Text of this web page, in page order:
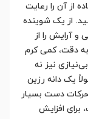
از آن را رعایت
از یک شوینده
و آرایش را از
دقت، کمی کرم
نیز نه
یک دانه رزین
دست بسیار
افزایش